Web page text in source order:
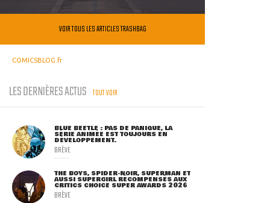
VOIR TOUS LES ARTICLES TRASHBAG
COMICSBLOG.fr
LES DERNIÈRES ACTUS TOUT VOIR
BLUE BEETLE : PAS DE PANIQUE, LA
SÉRIE ANIMÉE EST TOUJOURS EN
DÉVELOPPEMENT.
BRÈVE
THE BOYS, SPIDER-NOIR, SUPERMAN ET
AUSSI SUPERGIRL RÉCOMPENSÉS AUX
CRITICS CHOICE SUPER AWARDS 2026
BRÈVE